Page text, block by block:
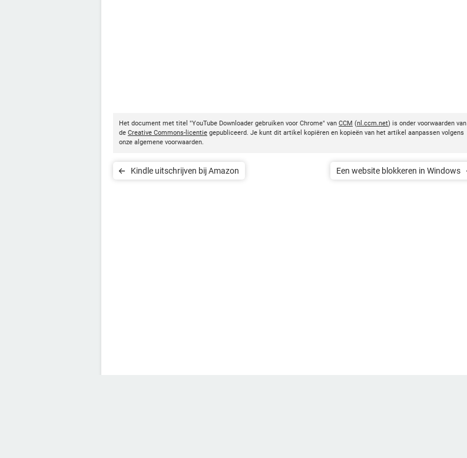
Het document met titel "YouTube Downloader gebruiken voor Chrome" van CCM (nl.ccm.net) is onder voorwaarden van
de Creative Commons-licentie gepubliceerd. Je kunt dit artikel kopiëren en kopieën van het artikel aanpassen volgens
onze algemene voorwaarden.
Kindle uitschrijven bij Amazon Een website blokkeren in Windows